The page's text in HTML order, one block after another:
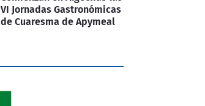
VI Jornadas Gastronómicas
de Cuaresma de Apymeal